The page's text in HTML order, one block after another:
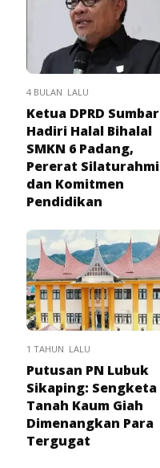
4 BULAN LALU
Ketua DPRD Sumbar
Hadiri Halal Bihalal
SMKN 6 Padang,
Pererat Silaturahmi
dan Komitmen
Pendidikan
1 TAHUN LALU
Putusan PN Lubuk
Sikaping: Sengketa
Tanah Kaum Giah
Dimenangkan Para
Tergugat